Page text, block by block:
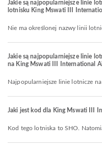
Jakie są najpopularniejsze linie
lotnisku King Mswati III
Nie ma określonej nazwy linii
Jakie są najpopularniejsze linie
na King Mswati III International
Najpopularniejsze linie lotnicze
Jaki jest kod dla King Mswati III
Kod tego lotniska to SHO.